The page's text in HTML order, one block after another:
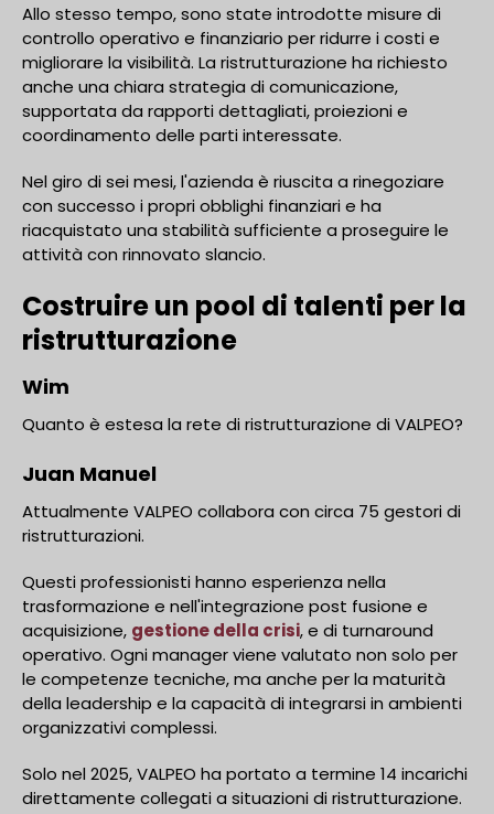
Allo stesso tempo, sono state introdotte misure di
controllo operativo e finanziario per ridurre i costi e
migliorare la visibilità. La ristrutturazione ha richiesto
anche una chiara strategia di comunicazione,
supportata da rapporti dettagliati, proiezioni e
coordinamento delle parti interessate.
Nel giro di sei mesi, l'azienda è riuscita a rinegoziare
con successo i propri obblighi finanziari e ha
riacquistato una stabilità sufficiente a proseguire le
attività con rinnovato slancio.
Costruire un pool di talenti per la
ristrutturazione
Wim
Quanto è estesa la rete di ristrutturazione di VALPEO?
Juan Manuel
Attualmente VALPEO collabora con circa 75 gestori di
ristrutturazioni.
Questi professionisti hanno esperienza nella
trasformazione e nell'integrazione post fusione e
acquisizione, gestione della crisi, e di turnaround
operativo. Ogni manager viene valutato non solo per
le competenze tecniche, ma anche per la maturità
della leadership e la capacità di integrarsi in ambienti
organizzativi complessi.
Solo nel 2025, VALPEO ha portato a termine 14 incarichi
direttamente collegati a situazioni di ristrutturazione.